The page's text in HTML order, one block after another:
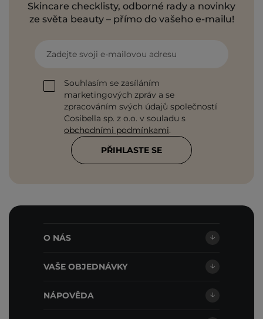
Skincare checklisty, odborné rady a novinky
ze světa beauty – přímo do vašeho e-mailu!
Zadejte svoji e-mailovou adresu
Souhlasím se zasíláním
marketingových zpráv a se
zpracováním svých údajů společností
Cosibella sp. z o.o. v souladu s
obchodními podmínkami.
PŘIHLASTE SE
O NÁS
VAŠE OBJEDNÁVKY
NÁPOVĚDA